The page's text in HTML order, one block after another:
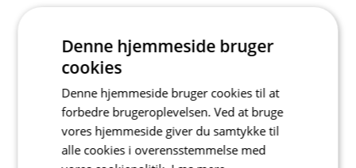
Denne hjemmeside bruger
cookies
Denne hjemmeside bruger cookies til at
forbedre brugeroplevelsen. Ved at bruge
vores hjemmeside giver du samtykke til
alle cookies i overensstemmelse med